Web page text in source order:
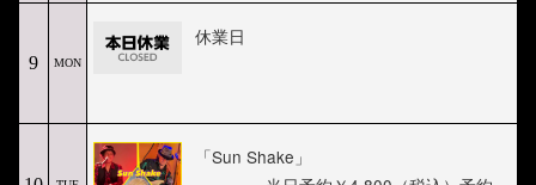
9 MON
休業日
「Sun Shake」